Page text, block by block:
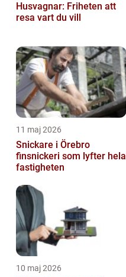
Husvagnar: Friheten att
resa vart du vill
11 maj 2026
Snickare i Örebro
finsnickeri som lyfter hela
fastigheten
10 maj 2026